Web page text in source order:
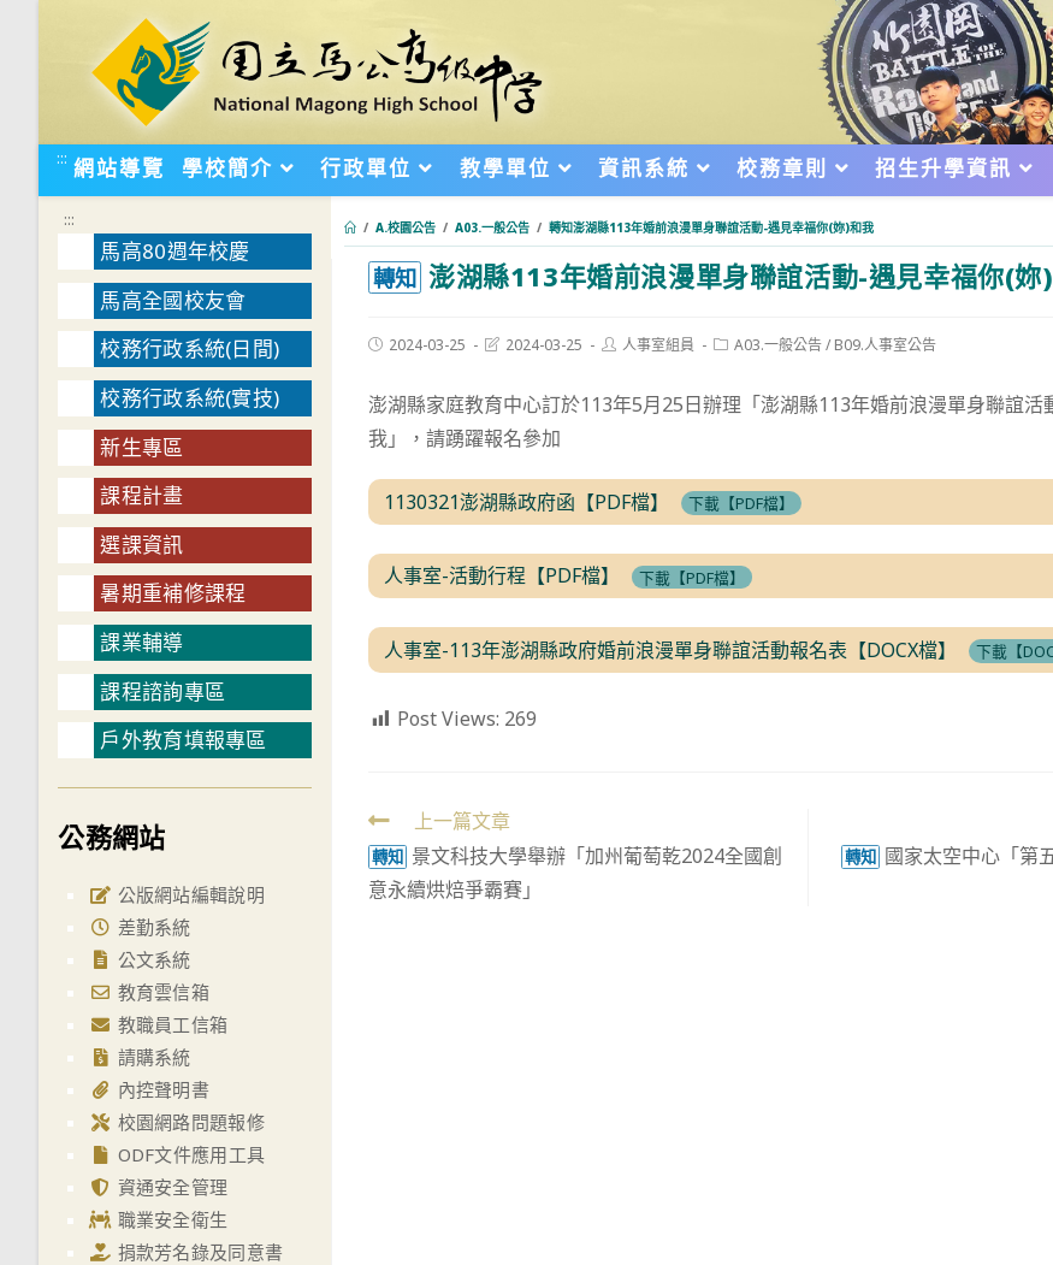
::: 網站導覽 學校簡介 行政單位 教學單位 資訊系統 校務章則 招生升學資訊
/ A.校園公告 / A03.一般公告 / 轉知澎湖縣113年婚前浪漫單身聯誼活動-遇見幸福你(妳)和我
轉知 澎湖縣113年婚前浪漫單身聯誼活動-遇見幸福你(妳
Post2024-03-25
Post2024-03-25
Post人事室組員
PostA03.一般公告/ B09.人事室公告
澎湖縣家庭教育中心訂於113年5月25日辦理「澎湖縣113年婚前浪漫單身聯誼活
我」，請踴躍報名參加
1130321澎湖縣政府函【PDF檔】 下載【PDF檔】
人事室-活動行程【PDF檔】 下載【PDF檔】
人事室-113年澎湖縣政府婚前浪漫單身聯誼活動報名表【DOCX檔】 下載【
Post Views: 269
Read
more
articles
上一篇文章
轉知 景文科技大學舉辦「加州葡萄乾2024全國創
意永續烘焙爭霸賽」
轉知 國家太空中心「第
:::
馬高80週年校慶
馬高全國校友會
校務行政系統(日間)
校務行政系統(實技)
新生專區
課程計畫
選課資訊
暑期重補修課程
課業輔導
課程諮詢專區
戶外教育填報專區
公務網站
公版網站編輯說明
差勤系統
公文系統
教育雲信箱
教職員工信箱
請購系統
內控聲明書
校園網路問題報修
ODF文件應用工具
資通安全管理
職業安全衛生
捐款芳名錄及同意書